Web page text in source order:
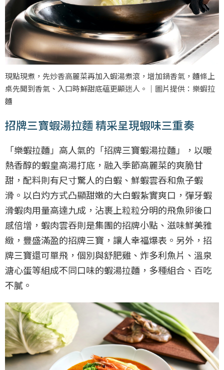
現點現煮，先炒香高麗菜再加入蝦湯煮滾，增加鍋香氣，麵條上
桌先聞到香氣、入口時鮮甜底蘊更顯迷人。｜圖片提供：樂蝦拉
麵
招牌三寶蝦湯拉麵 精采呈現蝦味三重奏
「樂蝦拉麵」高人氣的「招牌三寶蝦湯拉麵」，以暖
熱香醇的蝦皇高湯打底，融入季節高麗菜的爽脆甘
甜，配料則有尺寸驚人的白蝦、鮮蝦雲吞和魚子蝦
滑。以白灼方式凸顯甜嫩的大白蝦紮實爽口，彈牙蝦
滑蝦肉用量高達九成，沾裹上粒粒分明的飛魚卵後口
感倍增，蝦肉雲吞則是集團的招牌小點、滋味鮮美雅
緻，豐盛滿盈的招牌三寶，讓人幸福爆表。另外，招
牌三寶還可單飛，個別與舒肥雞、炸多利魚片、溫泉
溏心蛋等組成不同口味的蝦湯拉麵，多種組合、百吃
不膩。